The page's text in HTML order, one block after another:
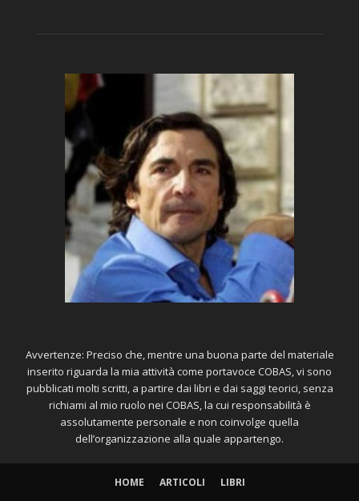
Avvertenze: Preciso che, mentre una buona parte del materiale
inserito riguarda la mia attività come portavoce COBAS, vi sono
pubblicati molti scritti, a partire dai libri e dai saggi teorici, senza
richiami al mio ruolo nei COBAS, la cui responsabilità è
assolutamente personale e non coinvolge quella
dell’organizzazione alla quale appartengo.
HOME ARTICOLI LIBRI